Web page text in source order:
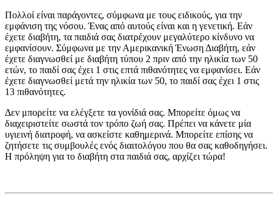
Πολλοί είναι παράγοντες, σύμφωνα με τους ειδικούς, για την
εμφάνιση της νόσου. Ένας από αυτούς είναι και η γενετική. Εάν
έχετε διαβήτη, τα παιδιά σας διατρέχουν μεγαλύτερο κίνδυνο να
εμφανίσουν. Σύμφωνα με την Αμερικανική Ένωση Διαβήτη, εάν
έχετε διαγνωσθεί με διαβήτη τύπου 2 πριν από την ηλικία των 50
ετών, το παιδί σας έχει 1 στις επτά πιθανότητες να εμφανίσει. Εάν
έχετε διαγνωσθεί μετά την ηλικία των 50, το παιδί σας έχει 1 στις
13 πιθανότητες.
Δεν μπορείτε να ελέγξετε τα γονίδιά σας. Μπορείτε όμως να
διαχειριστείτε σωστά τον τρόπο ζωή σας. Πρέπει να κάνετε μία
υγιεινή διατροφή, να ασκείστε καθημερινά. Μπορείτε επίσης να
ζητήσετε τις συμβουλές ενός διαιτολόγου που θα σας καθοδηγήσει.
Η πρόληψη για το διαβήτη στα παιδιά σας, αρχίζει τώρα!